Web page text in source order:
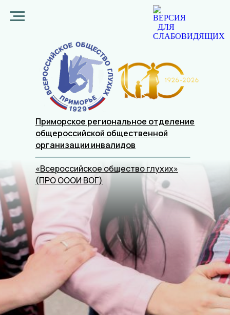
Приморское региональное отделение
общероссийской общественной
организации инвалидов
«Всероссийское общество глухих»
(ПРО ОООИ ВОГ)